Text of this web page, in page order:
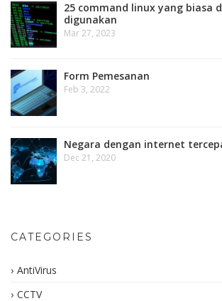
25 command linux yang biasa
digunakan
Mar 27, 2023
Form Pemesanan
Feb 3, 2022
Negara dengan internet
Dec 21, 2020
CATEGORIES
AntiVirus
CCTV